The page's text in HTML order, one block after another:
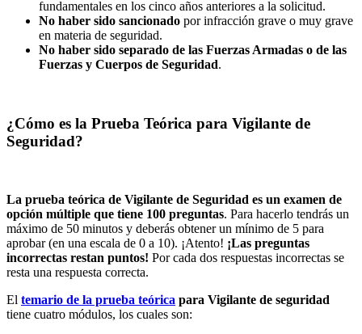
fundamentales en los cinco años anteriores a la solicitud.
No haber sido sancionado por infracción grave o muy grave
en materia de seguridad.
No haber sido separado de las Fuerzas Armadas o de las
Fuerzas y Cuerpos de Seguridad.
¿Cómo es la Prueba Teórica para Vigilante de
Seguridad?
La prueba teórica de Vigilante de Seguridad es un examen de
opción múltiple que tiene 100 preguntas. Para hacerlo tendrás un
máximo de 50 minutos y deberás obtener un mínimo de 5 para
aprobar (en una escala de 0 a 10). ¡Atento! ¡Las preguntas
incorrectas restan puntos! Por cada dos respuestas incorrectas se
resta una respuesta correcta.
El temario de la prueba teórica para Vigilante de seguridad
tiene cuatro módulos, los cuales son: